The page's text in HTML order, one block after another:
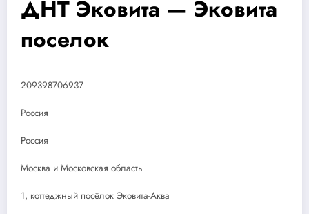
ДНТ Эковита — Эковита
поселок
209398706937
Россия
Россия
Москва и Московская область
1, коттеджный посёлок Эковита-Аква